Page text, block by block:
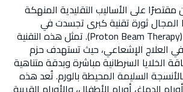
على الأساليب التقليدية المنهكة
ثورة تقنية كبرى تجسدت في
“العلاج بالبروتونات” (Proton Beam Therapy). تمثل هذه التقنية
العلاج الإشعاعي، حيث تستهدف حزم
الخلايا السرطانية مباشرة وبدقة متناهية
السليمة المحيطة بالورم. تُعد هذه